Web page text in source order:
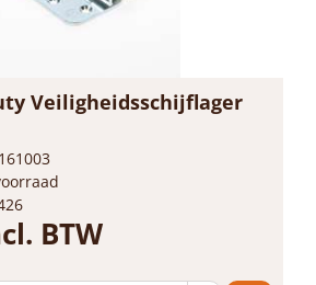
Veiligheidsschijflager
BTW